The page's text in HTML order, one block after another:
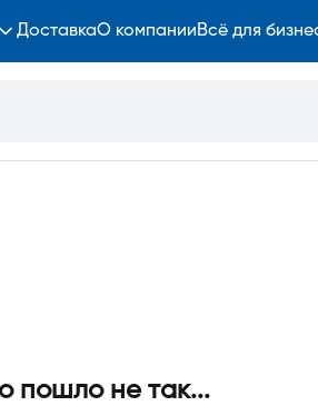
ДоставкаО компанииВсё для
пошло не так...